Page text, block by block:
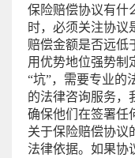
保险赔偿协议有什
时，必须关注协议
赔偿金额是否远低
用优势地位强势制
“坑”，需要专业的
的法律咨询服务，
确保他们在签署任
关于保险赔偿协议
法律依据。如果协